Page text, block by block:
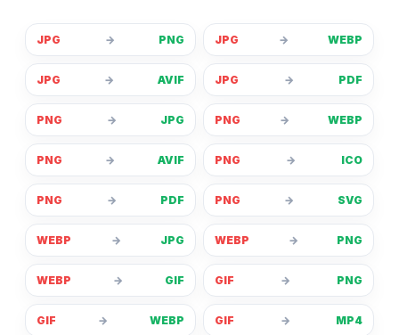
JPG → PNG JPG → WEBP
JPG → AVIF JPG → PDF
PNG → JPG PNG → WEBP
PNG → AVIF PNG → ICO
PNG → PDF PNG → SVG
WEBP → JPG WEBP → PNG
WEBP → GIF GIF → PNG
GIF → WEBP GIF → MP4